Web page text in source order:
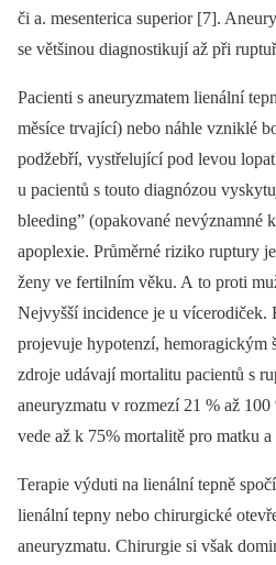
či a. mesenterica superior [7].
se většinou diagnostikují až při
Pacienti s aneuryzmatem lienální
měsíce trvající) nebo náhle vzniklé
podžebří, vystřelující pod levou
u pacientů s touto diagnózou
bleeding” (opakované nevýznamné
apoplexie. Průměrné riziko ruptury
ženy ve fertilním věku. A to proti
Nejvyšší incidence je u vícerodiček.
projevuje hypotenzí, hemoragickým
zdroje udávají mortalitu pacientů s
aneuryzmatu v rozmezí 21 % až
vede až k 75% mortalitě pro matku
Terapie výduti na lienální tepně
lienální tepny nebo chirurgické
aneuryzmatu. Chirurgie si však